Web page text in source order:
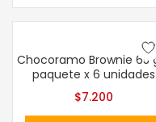
Chocoramo Brownie 65
paquete x 6 unidades
$7.200